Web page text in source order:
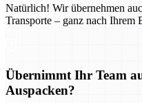
Natürlich! Wir übernehmen
Transporte – ganz nach Ihrem
Übernimmt Ihr Team
Auspacken?